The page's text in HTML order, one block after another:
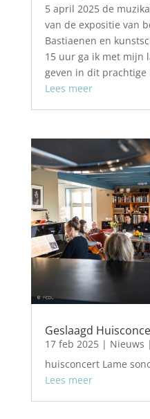
5 april 2025 de
van de expositie van
Bastiaenen en
15 uur ga ik met mijn
geven in dit prachtige
Lees meer
Geslaagd
17 feb 2025| Nieuws
huisconcert Lame
Lees meer